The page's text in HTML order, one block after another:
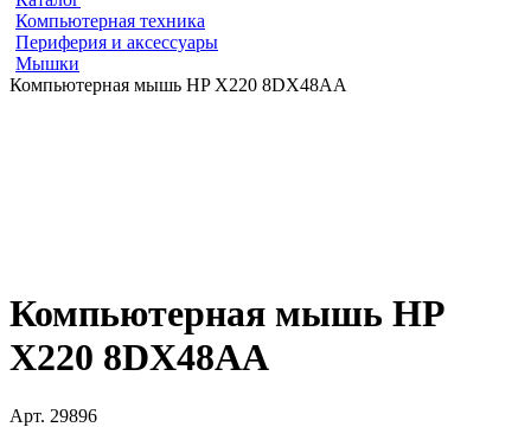
Компьютерная техника
Периферия и аксессуары
Мышки
Компьютерная мышь HP X220 8DX48AA
Компьютерная мышь HP
X220 8DX48AA
Арт. 29896